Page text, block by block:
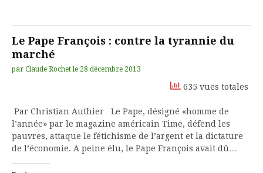
Le Pape François : contre la tyrannie du
marché
par Claude Rochet le 28 décembre 2013
635 vues totales
Par Christian Authier Le Pape, désigné «homme de
l’année» par le magazine américain Time, défend les
pauvres, attaque le fétichisme de l’argent et la dictature
de l’économie. A peine élu, le Pape François avait dû…